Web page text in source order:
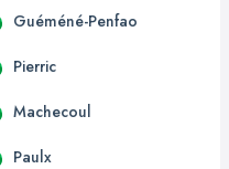
Guéméné-Penfao
Pierric
Machecoul
Paulx